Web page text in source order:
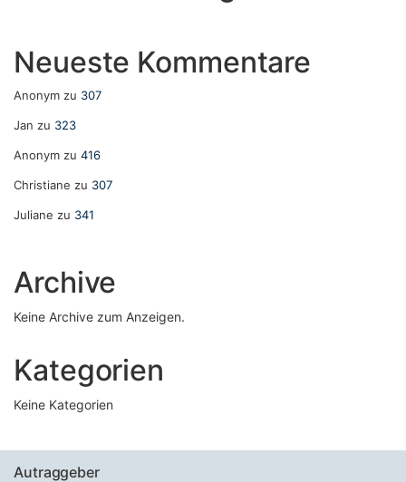
Neueste Kommentare
Anonym zu 307
Jan zu 323
Anonym zu 416
Christiane zu 307
Juliane zu 341
Archive
Keine Archive zum Anzeigen.
Kategorien
Keine Kategorien
Autraggeber